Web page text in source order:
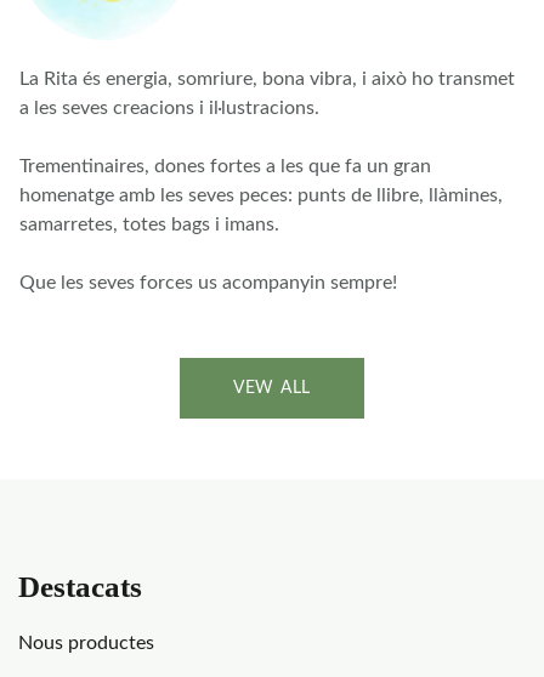
La Rita és energia, somriure, bona vibra, i això ho transmet
a les seves creacions i il·lustracions.
Trementinaires, dones fortes a les que fa un gran
homenatge amb les seves peces: punts de llibre, llàmines,
samarretes, totes bags i imans.
Que les seves forces us acompanyin sempre!
VEW ALL
Destacats
Nous productes